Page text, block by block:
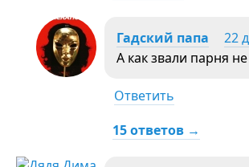
Гадский папа 22
А как звали парня
Ответить
15 ответов →